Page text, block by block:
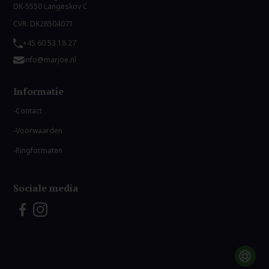
DK-5550 Langeskov C
CVR: DK28504071
+45 60 53 18 27
info@marjoe.nl
Informatie
Contact
Voorwaarden
Ringformaten
Sociale media